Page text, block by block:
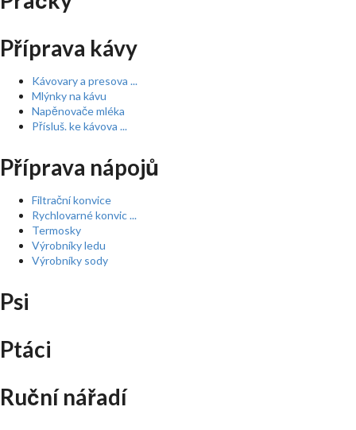
Příprava kávy
Kávovary a presova ...
Mlýnky na kávu
Napěnovače mléka
Přísluš. ke kávova ...
Příprava nápojů
Filtrační konvice
Rychlovarné konvic ...
Termosky
Výrobníky ledu
Výrobníky sody
Psi
Ptáci
Ruční nářadí